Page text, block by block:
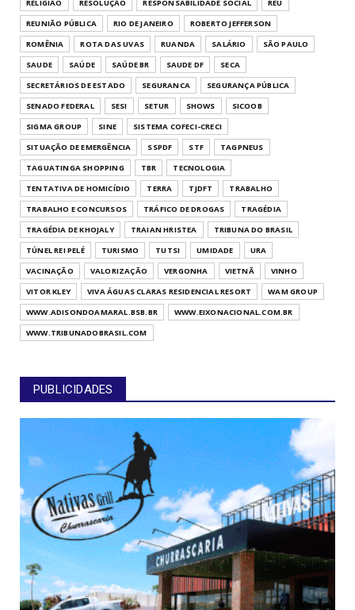
RELIGIÃO RESOLUÇÃO RESPONSABILIDADE SOCIAL
RÉU
REUNIÃO PÚBLICA
RIO DE JANEIRO
ROBERTO JEFFERSON
ROMÊNIA
ROTA DAS UVAS RUANDA SALÁRIO
SÃO PAULO
SAUDE
SAÚDE SAÚDE BR SAUDE DF
SECA
SECRETÁRIOS DE ESTADO
SEGURANCA
SEGURANÇA PÚBLICA
SENADO FEDERAL
SESI SETUR SHOWS
SICOOB
SIGMA GROUP
SINE
SISTEMA COFECI-CRECI
SITUAÇÃO DE EMERGÊNCIA
SSPDF STF
TAGPNEUS
TAGUATINGA SHOPPING
TBR
TECNOLOGIA
TENTATIVA DE HOMICÍDIO
TERRA TJDFT
TRABALHO
TRABALHO E CONCURSOS
TRÁFICO DE DROGAS
TRAGÉDIA
TRAGÉDIA DE KHOJALY
TRAIAN HRISTEA
TRIBUNA DO BRASIL
TÚNEL REI PELÉ
TURISMO TUTSI UMIDADE
URA
VACINAÇÃO
VALORIZAÇÃO VERGONHA VIETNÃ
VINHO
VITOR KLEY
VIVA ÁGUAS CLARAS RESIDENCIAL RESORT
WAM GROUP
WWW.ADISONDOAMARAL.BSB.BR
WWW.EIXONACIONAL.COM.BR
WWW.TRIBUNADOBRASIL.COM
PUBLICIDADES